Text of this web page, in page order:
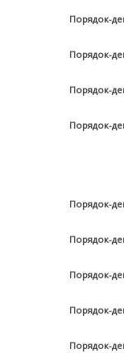
Порядок-
Порядок-
Порядок-
Порядок-
Порядок-
Порядок-
Порядок-
Порядок-
Порядок-